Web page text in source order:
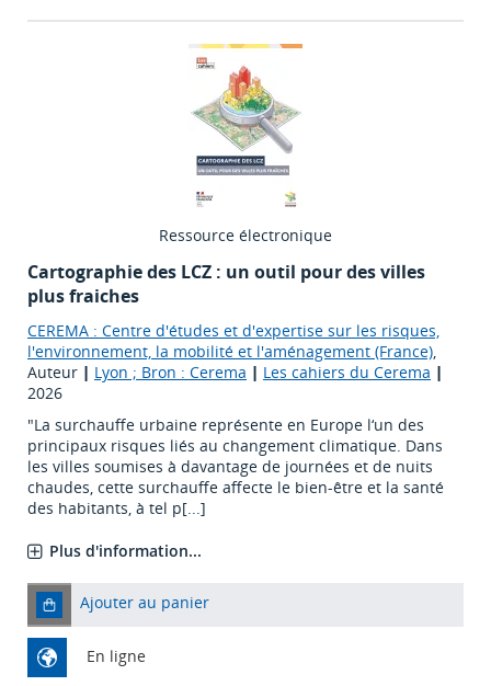
Ressource électronique
Cartographie des LCZ : un outil pour des villes
plus fraiches
CEREMA : Centre d'études et d'expertise sur les risques,
l'environnement, la mobilité et l'aménagement (France),
Auteur | Lyon ; Bron : Cerema | Les cahiers du Cerema |
2026
"La surchauffe urbaine représente en Europe l‘un des
principaux risques liés au changement climatique. Dans
les villes soumises à davantage de journées et de nuits
chaudes, cette surchauffe affecte le bien-être et la santé
des habitants, à tel p[...]
Plus d'information...
Ajouter au panier
En ligne